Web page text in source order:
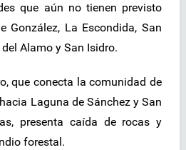
que aún no tienen previsto
González, La Escondida, San
Alamo y San Isidro.
que conecta la comunidad de
Laguna de Sánchez y San
presenta caída de rocas y
forestal.